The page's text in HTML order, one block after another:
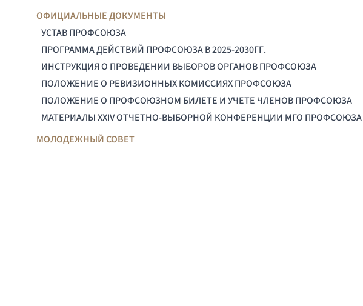
ОФИЦИАЛЬНЫЕ ДОКУМЕНТЫ
УСТАВ ПРОФСОЮЗА
ПРОГРАММА ДЕЙСТВИЙ ПРОФСОЮЗА В 2025-2030ГГ.
ИНСТРУКЦИЯ О ПРОВЕДЕНИИ ВЫБОРОВ ОРГАНОВ ПРОФСОЮЗА
ПОЛОЖЕНИЕ О РЕВИЗИОННЫХ КОМИССИЯХ ПРОФСОЮЗА
ПОЛОЖЕНИЕ О ПРОФСОЮЗНОМ БИЛЕТЕ И УЧЕТЕ ЧЛЕНОВ ПРОФСОЮЗА
МАТЕРИАЛЫ XXIV ОТЧЕТНО-ВЫБОРНОЙ КОНФЕРЕНЦИИ МГО ПРОФСОЮЗА
МОЛОДЕЖНЫЙ СОВЕТ